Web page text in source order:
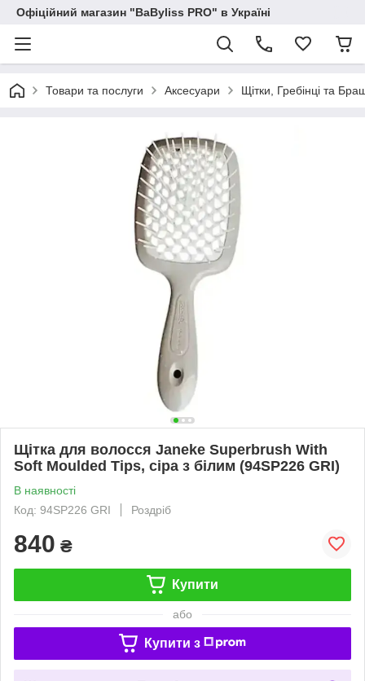
Офіційний магазин "BaByliss PRO" в Україні
Товари та послуги Аксесуари Щітки, Гребінці та
Щітка для волосся Janeke Superbrush With
Soft Moulded Tips, сіра з білим (94SP226 GRI)
В наявності
Код: 94SP226 GRI
Роздріб
840 ₴
Купити
або
Купити з